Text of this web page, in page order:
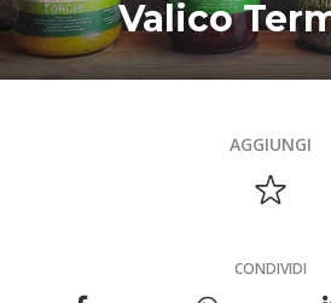
Valico
AGGIUNGI
CONDIVIDI